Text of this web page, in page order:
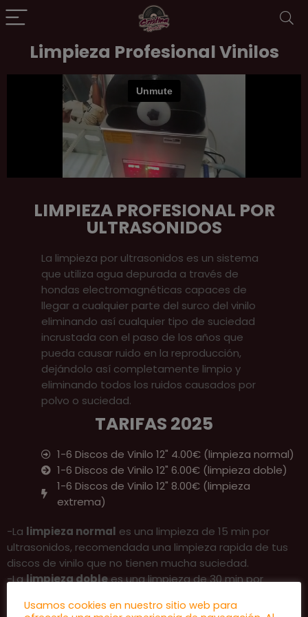
Limpieza Profesional Vinilos
LIMPIEZA PROFESIONAL POR
ULTRASONIDOS
La limpieza por ultrasonidos es un sistema
que utiliza agua depurada a través de
hondas electromagnéticas capaces de
llegar a cualquier parte del surco del vinilo
eliminando así cualquier tipo de suciedad
incrustada con el paso de los años que
pueda causar ruido en la reproducción,
dejándolo así completamente limpio y
eliminando todos los ruidos causados por
polvo o suciedad.
TARIFAS 2025
1-6 Discos de Vinilo 12" 4.00€ (limpieza normal)
1-6 Discos de Vinilo 12" 6.00€ (limpieza doble)
1-6 Discos de Vinilo 12" 8.00€ (limpieza
extrema)
-La limpieza normal es una limpieza de 15 min por
ultrasonidos, recomendada una limpieza rapida de tus
discos de vinilo que no tienen mucha suciedad.
-Lalimpieza doblees una limpieza de 30 min por
profunda de tus discos de vinilo.
Usamos cookies en nuestro sitio web para